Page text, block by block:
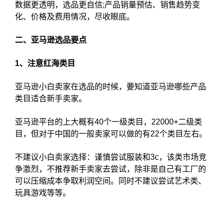
数据更透明，选品更自信;产品销量预估、销售趋势变
化、价格及费用情况，尽收眼底。
二、亚马逊选品要点
1、注意红海类目
亚马逊小白卖家在选品的时候，要知道亚马逊哪些产品
类目适合新手卖家。
亚马逊平台的上大概有40个一级类目，22000+二级类
目，但对于中国的一般卖家可以做的有22个类目左右。
不建议小白卖家选择：谨慎尝试服装和3c，该类市场竞
争激烈，不推荐新手卖家去尝试，除非是自己有工厂的
可以压缩成本争取利润空间。同时不建议尝试艺术类、
玩具游戏等等。